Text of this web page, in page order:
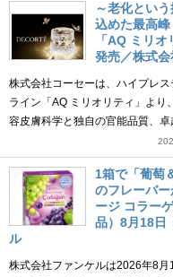
～老化とい
込めた最高
「AQ ミリ
発売／株式
株式会社コーセーは、ハイプレ
ライン「AQ ミリオリティ」よ
容皮膚科学と独自の官能品質、
1箱で「葡萄
のフレーバ
ージ コラー
品）8月18日
ル
株式会社ファンケルは2026年8